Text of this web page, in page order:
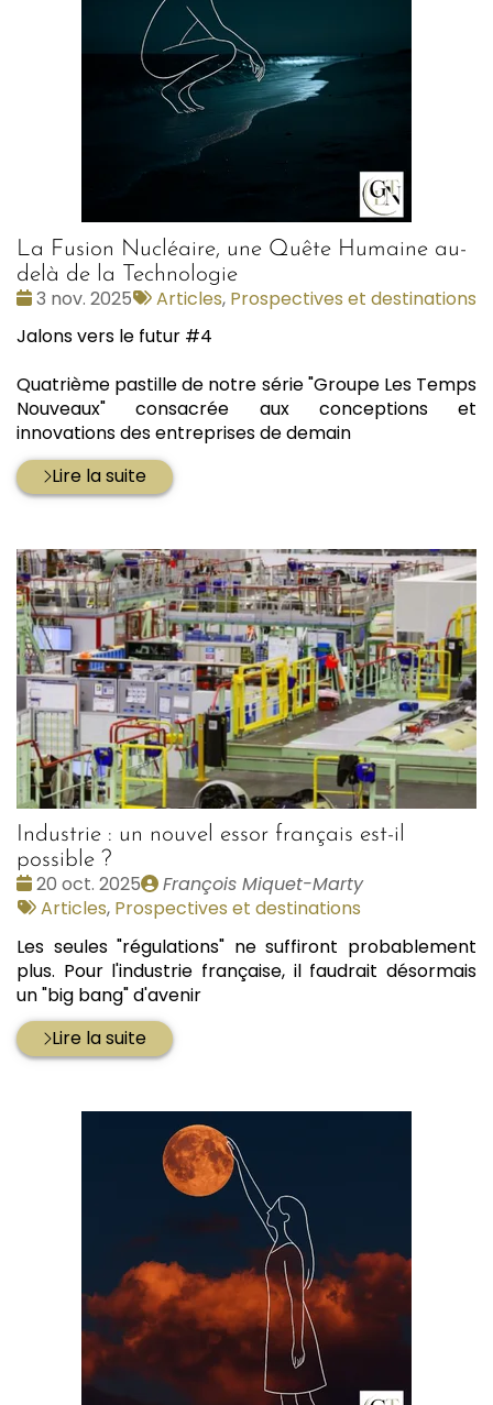
La Fusion Nucléaire, une Quête Humaine au-
delà de la Technologie
Date
3 nov. 2025
Tags
Articles, Prospectives et destinations
Jalons vers le futur #4
Quatrième pastille de notre série "Groupe Les Temps
Nouveaux" consacrée aux conceptions et
innovations des entreprises de demain
Lire la suite
Industrie : un nouvel essor français est-il
possible ?
Date
:
20 oct. 2025
Publié
par
François Miquet-Marty
Tags
Articles, Prospectives et destinations
Les seules "régulations" ne suffiront probablement
plus. Pour l'industrie française, il faudrait désormais
un "big bang" d'avenir
Lire la suite